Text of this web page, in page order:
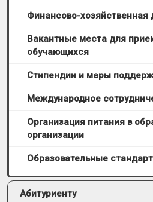
Финансово-хозяйственная
Вакантные места для
обучающихся
Стипендии и меры
Международное
Организация питания в
организации
Образовательные
Абитуриенту